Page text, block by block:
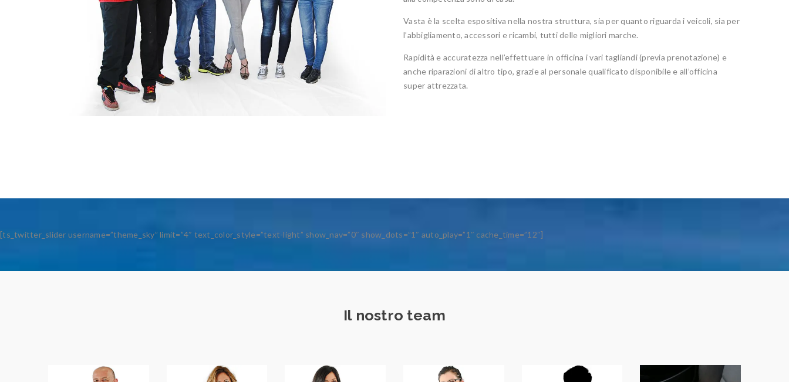
Vasta è la scelta espositiva nella nostra struttura, sia per quanto riguarda i veicoli, sia per
l’abbigliamento, accessori e ricambi, tutti delle migliori marche.
Rapidità e accuratezza nell’effettuare in officina i vari tagliandi (previa prenotazione) e
anche riparazioni di altro tipo, grazie al personale qualificato disponibile e all’officina
super attrezzata.
[ts_twitter_slider username=”theme_sky” limit=”4″ text_color_style=”text-light” show_nav=”0″ show_dots=”1″ auto_play=”1″ cache_time=”12″]
Il nostro team